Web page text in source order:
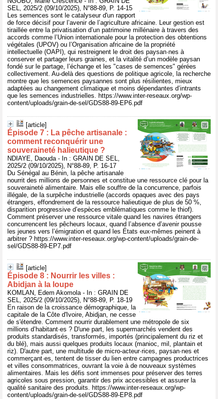
SEL, 2025/2 (09/10/2025), N°88-89, P. 14-15
Les semences sont le catalyseur d'un rapport
de force décisif pour l’avenir de l’agriculture africaine. Leur gestion est
tiraillée entre la privatisation d’un patrimoine millénaire à travers des
accords comme l’Union internationale pour la protection des obtentions
végétales (UPOV) ou l’Organisation africaine de la propriété
intellectuelle (OAPI), qui restreignent le droit des paysan·nes à
conserver et partager leurs graines, et la vitalité d’un modèle paysan
fondé sur le partage, l’échange et les "cases de semences" gérées
collectivement. Au-delà des questions de politique agricole, la recherche
montre que les semences paysannes sont plus résilientes, mieux
adaptées au changement climatique et moins dépendantes d’intrants
que les semences industrielles. https://www.inter-reseaux.org/wp-
content/uploads/grain-de-sel/GDS88-89-EP6.pdf
[article]
Épisode 7 : La pêche artisanale :
comment reconquérir une
souveraineté halieutique ?
NDIAYE, Daouda - In : GRAIN DE SEL,
2025/2 (09/10/2025), N°88-89, P. 16-17
Du Sénégal au Bénin, la pêche artisanale
nourrit des millions de personnes et constitue une ressource clé pour la
souveraineté alimentaire. Mais elle souffre de la concurrence, parfois
illégale, de la surpêche industrielle (accords opaques avec des pays
étrangers, effondrement de la ressource halieutique de plus de 50 %,
disparition progressive d’espèces emblématiques comme le thiof).
Comment préserver une ressource vitale quand les navires étrangers
concurrencent les pêcheurs locaux, quand l’absence d’avenir pousse
les jeunes vers l’émigration et quand les États eux-mêmes peinent à
arbitrer ? https://www.inter-reseaux.org/wp-content/uploads/grain-de-
sel/GDS88-89-EP7.pdf
[article]
Épisode 8 : Nourrir les villes :
Abidjan à la loupe
KOMLAN, Edem Akomola - In : GRAIN DE
SEL, 2025/2 (09/10/2025), N°88-89, P. 18-19
En raison de la croissance démographique, la
capitale de la Côte d'Ivoire, Abidjan, ne cesse
de s'étendre. Comment nourrir durablement une métropole de six
millions d’habitant·es ? D'une part, les supermarchés vendent des
produits standardisés, transformés, importés (principalement du riz et
du blé), mais aussi quelques produits locaux (manioc, mil, plantain et
riz). D'autre part, une multitude de micro-acteur·rices, paysan·nes et
commerçant·es, tentent de tisser du lien entre campagnes productrices
et villes consommatrices, ouvrant la voie à de nouveaux systèmes
alimentaires. Mais les défis sont immenses pour préserver des terres
agricoles sous pression, garantir des prix accessibles et assurer la
qualité sanitaire des produits. https://www.inter-reseaux.org/wp-
content/uploads/grain-de-sel/GDS88-89-EP8.pdf